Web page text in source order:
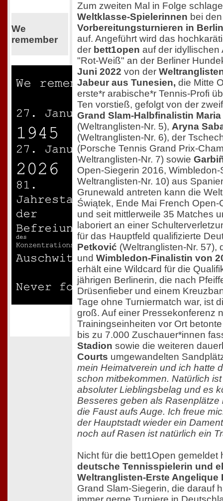
We
remember
Zum zweiten Mal in Folge
Weltklasse-Spielerinnen bei
Vorbereitungsturnieren in
auf. Angeführt wird das
der bett1open auf der idyllischen
"Rot-Weiß" an der Berliner
Juni 2022 von der
Jabeur aus Tunesien, die Mitte
erste*r arabische*r Tennis-Profi
Ten vorstieß, gefolgt von der
Grand Slam-Halbfinalistin
(Weltranglisten-Nr. 5), Aryna
(Weltranglisten-Nr. 6), der
(Porsche Tennis Grand Prix-
Weltranglisten-Nr. 7) sowie
Open-Siegerin 2016,
Weltranglisten-Nr. 10) aus
Grunewald antreten kann die
Świątek, Ende Mai French Open-
und seit mittlerweile 35 Matches
laboriert an einer
für das Hauptfeld qualifizierte
Petković (Weltranglisten-Nr. 57),
und Wimbledon-Finalistin von
erhält eine Wildcard für die
jährigen Berlinerin, die nach
Drüsenfieber und einem
Tage ohne Turniermatch war, ist
groß. Auf einer Pressekonferenz
Trainingseinheiten vor Ort
bis zu 7.000 Zuschauer*innen
Stadion sowie die weiteren
Courts umgewandelten
mein Heimatverein und ich hatte
schon mitbekommen. Natürlich
absoluter Lieblingsbelag und es
Besseres geben als Rasenplätze
die Faust aufs Auge. Ich freue
der Hauptstadt wieder ein
noch auf Rasen ist natürlich ein
Nicht für die bett1Open gemeldet
deutsche Tennisspielerin und
Weltranglisten-Erste Angelique
Grand Slam-Siegerin, die darauf